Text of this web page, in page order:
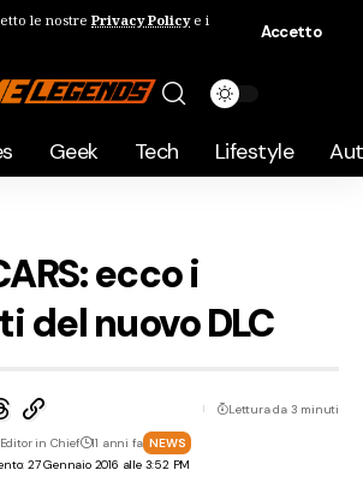
le nostre Privacy Policye i
Accetto
Geek Tech Lifestyle
ecco i
del nuovo DLC
27 Gennaio 2016 alle 3:52 PM
in Chief 11 anni fa NEWS
Lettura da 3 minuti